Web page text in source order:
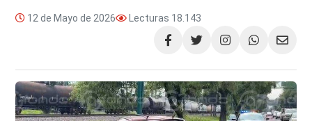
12 de Mayo de 2026 Lecturas 18.143
Compartir